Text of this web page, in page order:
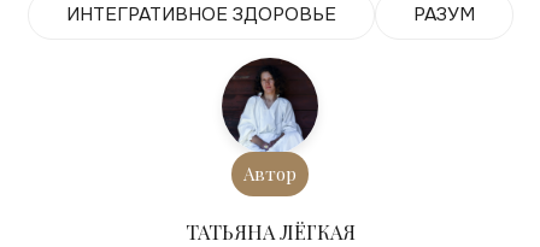
ИНТЕГРАТИВНОЕ ЗДОРОВЬЕ РАЗУМ
Автор
ТАТЬЯНА ЛЁГКАЯ